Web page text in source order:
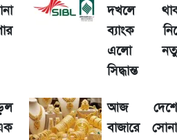
ফল প্রকাশের তারিখ
দাম
দখলে
ব্যাংক
এলো
সিদ্ধান্ত
আজ
বাজারে